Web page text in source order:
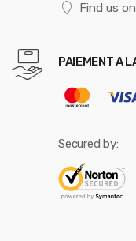
Find us
PAIEMENT A
Secured by: